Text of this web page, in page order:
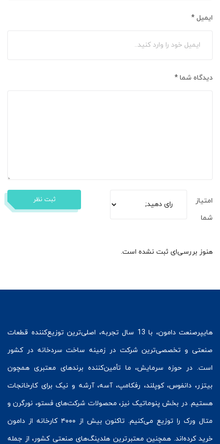
ایمیل *
دیدگاه شما *
امتیاز
شما
ثبت نظر
هنوز بررسی‌ای ثبت نشده است.
هایپرصنعت
دامون، با 13 سال تجربه، اصلی‌ترین توزیع‌کننده قطعات
صنعتی و تخصصی‌ترین شرکت در زمینه ساخت سردخانه در کشور
است. در حوزه سرمایش، ما تأمین‌کننده برندهای معتبری همچون
بیتزر، دانفوس،کوپلند، رفکامپ، آسه، آرشه و نیک برای کارخانجات
هستیم. در بخش پنوماتیک نیز، محصولات شرکت‌های فستو، نورگرن و
متال ورک
را توزیع می‌کنیم. تاکنون بیش از ۴۰۰۰ کارخانه از دامون
خرید کرده‌اند. همچنین معتبرترین هلدینگ‌های صنعتی کشور، از جمله